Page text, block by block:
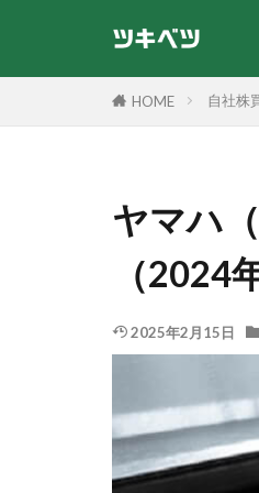
HOME 自社株
ヤマハ
（2024
2025年2月15日